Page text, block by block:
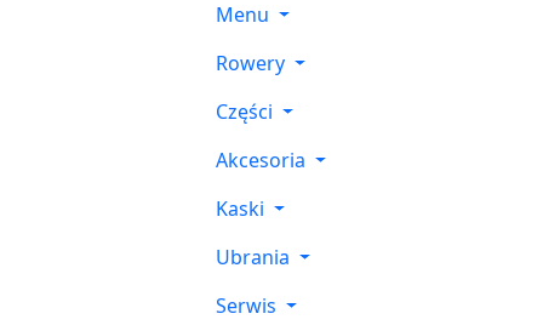
Menu
Rowery
Części
Akcesoria
Kaski
Ubrania
Serwis